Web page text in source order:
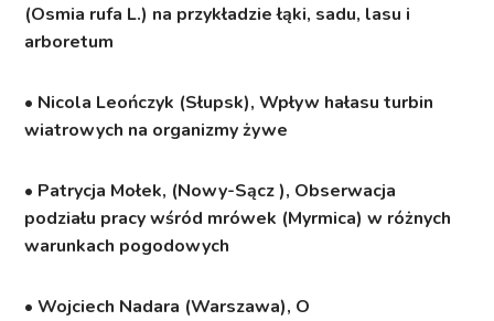
(Osmia rufa L.) na przykładzie łąki, sadu, lasu i
arboretum
• Nicola Leończyk (Słupsk), Wpływ hałasu turbin
wiatrowych na organizmy żywe
• Patrycja Mołek, (Nowy-Sącz ), Obserwacja
podziału pracy wśród mrówek (Myrmica) w różnych
warunkach pogodowych
• Wojciech Nadara (Warszawa), O